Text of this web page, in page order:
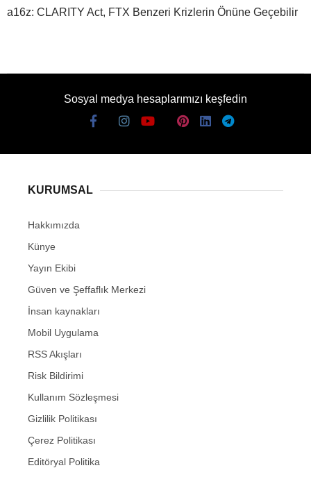
a16z: CLARITY Act, FTX Benzeri Krizlerin Önüne Geçebilir
Sosyal medya hesaplarımızı keşfedin
KURUMSAL
Hakkımızda
Künye
Yayın Ekibi
Güven ve Şeffaflık Merkezi
İnsan kaynakları
Mobil Uygulama
RSS Akışları
Risk Bildirimi
Kullanım Sözleşmesi
Gizlilik Politikası
Çerez Politikası
Editöryal Politika